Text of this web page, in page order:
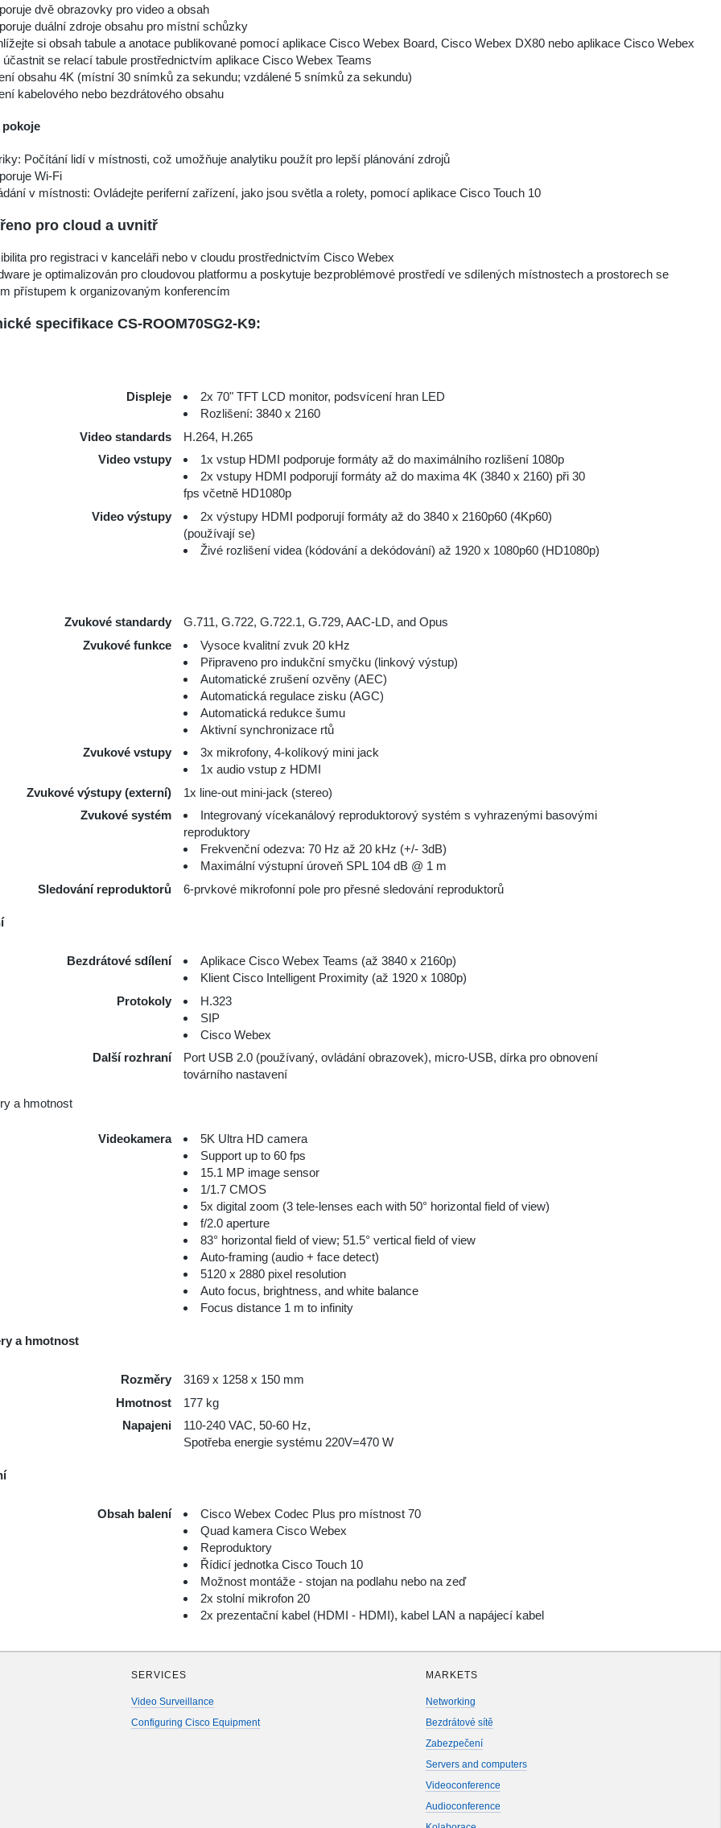
dvě obrazovky pro video a obsah
duální zdroje obsahu pro místní schůzky
si obsah tabule a anotace publikované pomocí aplikace Cisco Webex Board, Cisco Webex DX80 nebo aplikace Cisco Webex
účastnit se relací tabule prostřednictvím aplikace Cisco Webex Teams
obsahu 4K (místní 30 snímků za sekundu; vzdálené 5 snímků za sekundu)
kabelového nebo bezdrátového obsahu
Počítání lidí v místnosti, což umožňuje analytiku použít pro lepší plánování zdrojů
Wi-Fi
v místnosti: Ovládejte periferní zařízení, jako jsou světla a rolety, pomocí aplikace Cisco Touch 10
pro cloud a uvnitř
pro registraci v kanceláři nebo v cloudu prostřednictvím Cisco Webex
je optimalizován pro cloudovou platformu a poskytuje bezproblémové prostředí ve sdílených místnostech a prostorech se
přístupem k organizovaným konferencím
specifikace CS-ROOM70SG2-K9:
Displeje
2x 70" TFT LCD monitor, podsvícení hran LED
Rozlišení: 3840 x 2160
Video standards
H.264, H.265
Video vstupy
1х vstup HDMI podporuje formáty až do maximálního rozlišení 1080p
2х vstupy HDMI podporují formáty až do maxima 4K (3840 x 2160) při 30
fps včetně HD1080p
Video výstupy
2х výstupy HDMI podporují formáty až do 3840 x 2160p60 (4Kp60)
(používají se)
Živé rozlišení videa (kódování a dekódování) až 1920 x 1080p60 (HD1080p)
Zvukové standardy
G.711, G.722, G.722.1, G.729, AAC-LD, and Opus
Zvukové funkce
Vysoce kvalitní zvuk 20 kHz
Připraveno pro indukční smyčku (linkový výstup)
Automatické zrušení ozvěny (AEC)
Automatická regulace zisku (AGC)
Automatická redukce šumu
Aktivní synchronizace rtů
Zvukové vstupy
3х mikrofony, 4-kolíkový mini jack
1х audio vstup z HDMI
Zvukové výstupy (externí)
1х line-out mini-jack (stereo)
Zvukové systém
Integrovaný vícekanálový reproduktorový systém s vyhrazenými basovými
reproduktory
Frekvenční odezva: 70 Hz až 20 kHz (+/- 3dB)
Maximální výstupní úroveň SPL 104 dB @ 1 m
Sledování reproduktorů
6-prvkové mikrofonní pole pro přesné sledování reproduktorů
Bezdrátové sdílení
Aplikace Cisco Webex Teams (až 3840 x 2160p)
Klient Cisco Intelligent Proximity (až 1920 x 1080p)
Protokoly
H.323
SIP
Cisco Webex
Další rozhraní
Port USB 2.0 (používaný, ovládání obrazovek), micro-USB, dírka pro obnovení
továrního nastavení
a hmotnost
Videokamera
5K Ultra HD camera
Support up to 60 fps
15.1 MP image sensor
1/1.7 CMOS
5x digital zoom (3 tele-lenses each with 50° horizontal field of view)
f/2.0 aperture
83° horizontal field of view; 51.5° vertical field of view
Auto-framing (audio + face detect)
5120 x 2880 pixel resolution
Auto focus, brightness, and white balance
Focus distance 1 m to infinity
a hmotnost
Rozměry
3169 x 1258 x 150 mm
Hmotnost
177 kg
Napajeni
110-240 VAC, 50-60 Hz,
Spotřeba energie systému 220V=470 W
Obsah balení
Cisco Webex Codec Plus pro místnost 70
Quad kamera Cisco Webex
Reproduktory
Řídicí jednotka Cisco Touch 10
Možnost montáže - stojan na podlahu nebo na zeď
2x stolní mikrofon 20
2x prezentační kabel (HDMI - HDMI), kabel LAN a napájecí kabel
SERVICES
Video Surveillance
Configuring Cisco Equipment
MARKETS
Networking
Bezdrátové sítě
Zabezpečení
Servers and computers
Videoconference
Audioconference